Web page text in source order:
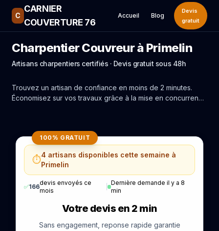
C
CARNIER
COUVERTURE 76
Accueil Blog
Devis
gratuit
Charpentier Couvreur à Primelin
Artisans charpentiers certifiés · Devis gratuit sous 48h
Trouvez un artisan de confiance en moins de 2 minutes.
Économisez sur vos travaux grâce à la mise en concurrence
100% GRATUIT
⏱️4 artisans disponibles cette semaine à
Primelin
✅166
devis envoyés ce
mois
Dernière demande il y a 8
min
Votre devis en 2 min
Sans engagement, reponse rapide garantie